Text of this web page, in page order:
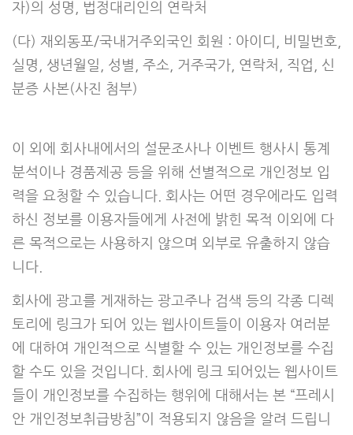
자)의 성명, 법정대리인의 연락처
(다) 재외동포/국내거주외국인 회원 : 아이디, 비밀번호,
실명, 생년월일, 성별, 주소, 거주국가, 연락처, 직업, 신
분증 사본(사진 첨부)
이 외에 회사내에서의 설문조사나 이벤트 행사시 통계
분석이나 경품제공 등을 위해 선별적으로 개인정보 입
력을 요청할 수 있습니다. 회사는 어떤 경우에라도 입력
하신 정보를 이용자들에게 사전에 밝힌 목적 이외에 다
른 목적으로는 사용하지 않으며 외부로 유출하지 않습
니다.
회사에 광고를 게재하는 광고주나 검색 등의 각종 디렉
토리에 링크가 되어 있는 웹사이트들이 이용자 여러분
에 대하여 개인적으로 식별할 수 있는 개인정보를 수집
할 수도 있을 것입니다. 회사에 링크 되어있는 웹사이트
들이 개인정보를 수집하는 행위에 대해서는 본 “프레시
안 개인정보취급방침”이 적용되지 않음을 알려 드립니